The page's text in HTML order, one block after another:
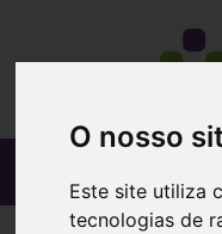
O nosso
Este site utiliza
tecnologias de